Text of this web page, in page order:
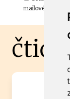
mailové schránky.
Máte